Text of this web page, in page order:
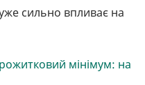
сильно впливає на
мінімум: на